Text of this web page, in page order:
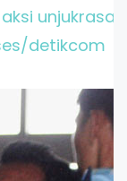
unjukrasa
detikcom